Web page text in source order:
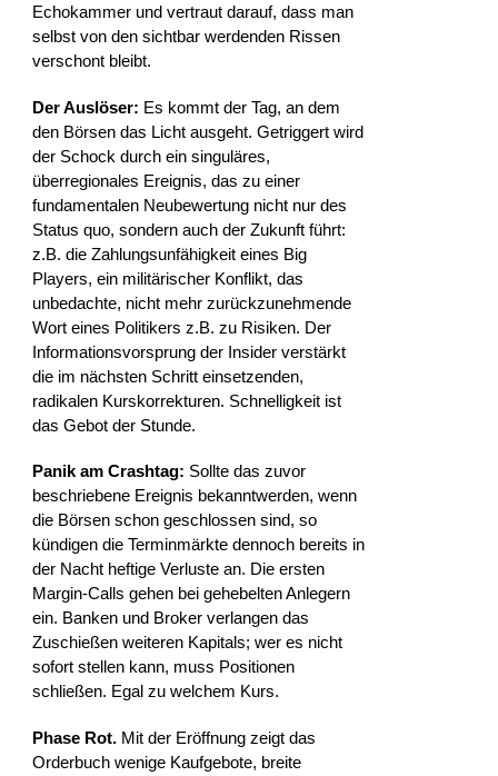
Echokammer und vertraut darauf, dass man
selbst von den sichtbar werdenden Rissen
verschont bleibt.
Der Auslöser: Es kommt der Tag, an dem
den Börsen das Licht ausgeht. Getriggert wird
der Schock durch ein singuläres,
überregionales Ereignis, das zu einer
fundamentalen Neubewertung nicht nur des
Status quo, sondern auch der Zukunft führt:
z.B. die Zahlungsunfähigkeit eines Big
Players, ein militärischer Konflikt, das
unbedachte, nicht mehr zurückzunehmende
Wort eines Politikers z.B. zu Risiken. Der
Informationsvorsprung der Insider verstärkt
die im nächsten Schritt einsetzenden,
radikalen Kurskorrekturen. Schnelligkeit ist
das Gebot der Stunde.
Panik am Crashtag: Sollte das zuvor
beschriebene Ereignis bekanntwerden, wenn
die Börsen schon geschlossen sind, so
kündigen die Terminmärkte dennoch bereits in
der Nacht heftige Verluste an. Die ersten
Margin-Calls gehen bei gehebelten Anlegern
ein. Banken und Broker verlangen das
Zuschießen weiteren Kapitals; wer es nicht
sofort stellen kann, muss Positionen
schließen. Egal zu welchem Kurs.
Phase Rot. Mit der Eröffnung zeigt das
Orderbuch wenige Kaufgebote, breite